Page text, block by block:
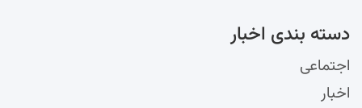
دسته‌ بندی اخبار
اجتماعی
اخبار